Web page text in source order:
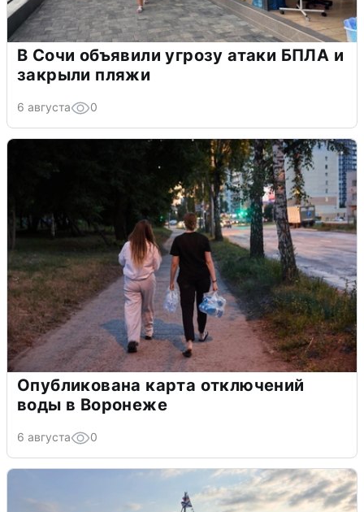
В Сочи объявили угрозу атаки БПЛА и
закрыли пляжи
6 августа 0
Опубликована карта отключений
воды в Воронеже
6 августа 0